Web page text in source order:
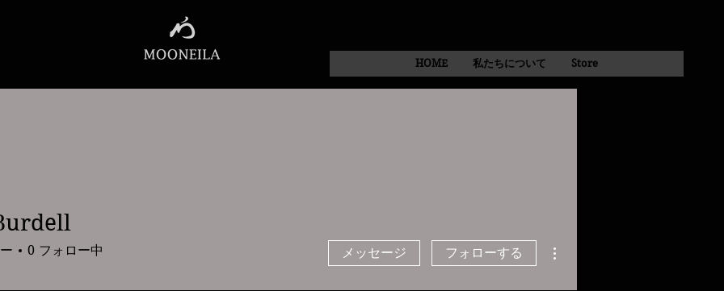
HOME 私たちについて Store
0 フォロー中 メッセージ フォローする